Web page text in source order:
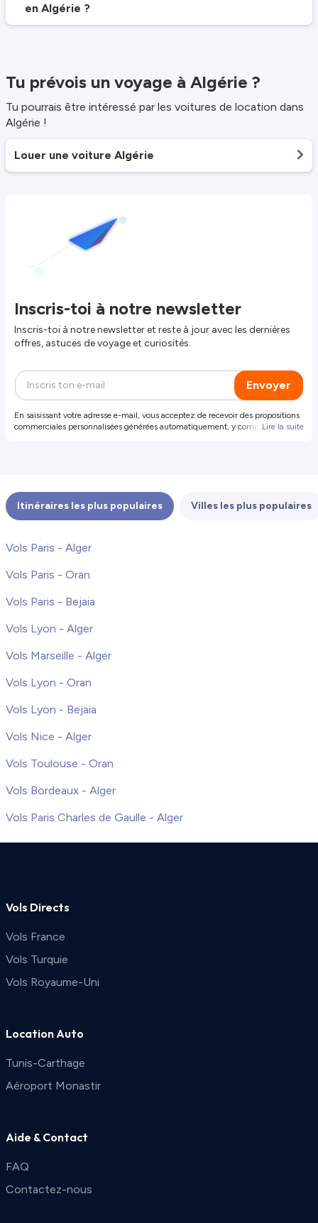
en Algérie ?
Tu prévois un voyage à Algérie ?
Tu pourrais être intéressé par les voitures de location dans
Algérie !
Louer une voiture Algérie
Inscris-toi à notre newsletter
Inscris-toi à notre newsletter et reste à jour avec les dernières
offres, astuces de voyage et curiosités.
Envoyer
En saisissant votre adresse e-mail, vous acceptez de recevoir des propositions
commerciales personnalisées générées automatiquement, y compris desLire la suite
Itinéraires les plus populaires Villes les plus populaires
Vols Paris - Alger
Vols Paris - Oran
Vols Paris - Bejaia
Vols Lyon - Alger
Vols Marseille - Alger
Vols Lyon - Oran
Vols Lyon - Bejaia
Vols Nice - Alger
Vols Toulouse - Oran
Vols Bordeaux - Alger
Vols Paris Charles de Gaulle - Alger
Vols Directs
Vols France
Vols Turquie
Vols Royaume-Uni
Location Auto
Tunis-Carthage
Aéroport Monastir
Aide & Contact
FAQ
Contactez-nous